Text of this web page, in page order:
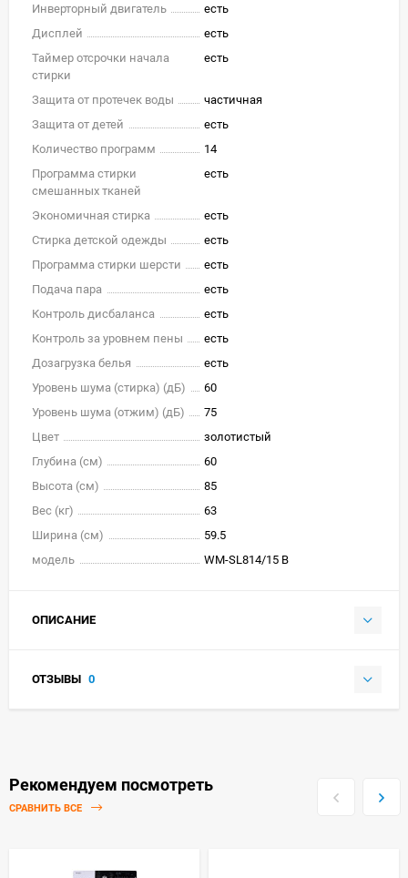
Инверторный двигатель
есть
Дисплей
есть
Таймер отсрочки начала
стирки
есть
Защита от протечек воды
частичная
Защита от детей
есть
Количество программ
14
Программа стирки
смешанных тканей
есть
Экономичная стирка
есть
Стирка детской одежды
есть
Программа стирки шерсти
есть
Подача пара
есть
Контроль дисбаланса
есть
Контроль за уровнем пены
есть
Дозагрузка белья
есть
Уровень шума (стирка) (дБ)
60
Уровень шума (отжим) (дБ)
75
Цвет
золотистый
Глубина (см)
60
Высота (см)
85
Вес (кг)
63
Ширина (см)
59.5
модель
WM-SL814/15 B
ОПИСАНИЕ
ОТЗЫВЫ 0
Рекомендуем посмотреть
СРАВНИТЬ ВСЕ